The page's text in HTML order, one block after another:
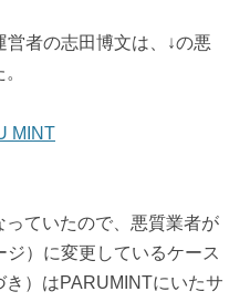
者の志田博文は、↓の悪
MINT
ていたので、悪質業者が
）に変更しているケース
）はPARUMINTにいたサ